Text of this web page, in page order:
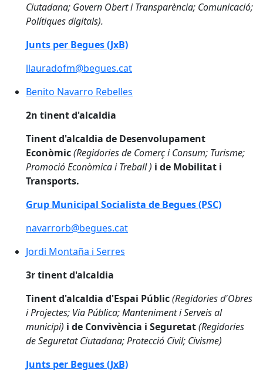
Ciutadana; Govern Obert i Transparència; Comunicació;
Polítiques digitals).
Junts per Begues (JxB)
llauradofm@begues.cat
Benito Navarro Rebelles
Benito Navarro Rebelles
2n tinent d'alcaldia
Tinent d'alcaldia de Desenvolupament
Econòmic(Regidories de Comerç i Consum; Turisme;
Promoció Econòmica i Treball ) i de Mobilitat i
Transports.
Grup Municipal Socialista de Begues (PSC)
navarrorb@begues.cat
Jordi Montaña i Serres
Jordi Montaña i Serres
3r tinent d'alcaldia
Tinent d'alcaldia d'Espai Públic(Regidories d'Obres
i Projectes; Via Pública; Manteniment i Serveis al
municipi) i de Convivència i Seguretat(Regidories
de Seguretat Ciutadana; Protecció Civil; Civisme)
Junts per Begues (JxB)